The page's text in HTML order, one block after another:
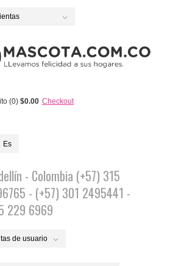
(0) $0.00 Checkout
Es
- Colombia (+57) 315
- (+57) 301 2495441 -
229 6969
de usuario